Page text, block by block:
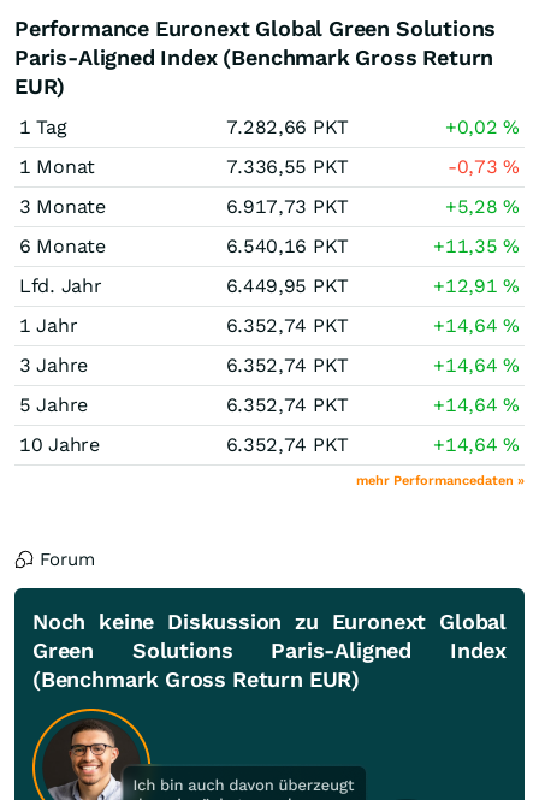
Performance Euronext Global Green Solutions
Paris-Aligned Index (Benchmark Gross Return
EUR)
1 Tag 7.282,66 PKT +0,02%
1 Monat
7.336,55 PKT -0,73%
3 Monate
6.917,73 PKT +5,28%
6 Monate
6.540,16 PKT +11,35%
Lfd. Jahr
6.449,95 PKT +12,91%
1 Jahr
6.352,74 PKT +14,64%
3 Jahre
6.352,74 PKT +14,64%
5 Jahre
6.352,74 PKT +14,64%
10 Jahre
6.352,74 PKT +14,64%
mehr Performancedaten »
Forum
Noch keine Diskussion zu Euronext Global
Green Solutions Paris-Aligned Index
(Benchmark Gross Return EUR)